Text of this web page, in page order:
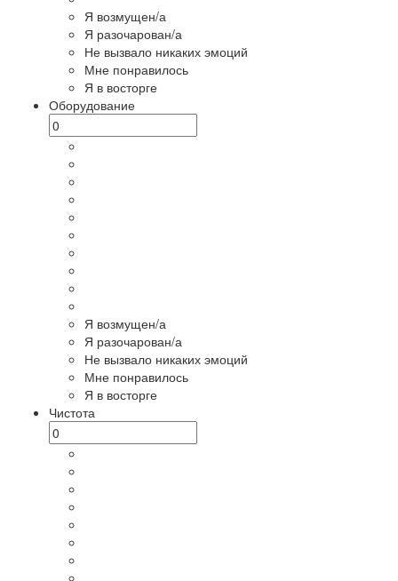
Я возмущен/а
Я разочарован/а
Не вызвало никаких эмоций
Мне понравилось
Я в восторге
Оборудование
Я возмущен/а
Я разочарован/а
Не вызвало никаких эмоций
Мне понравилось
Я в восторге
Чистота